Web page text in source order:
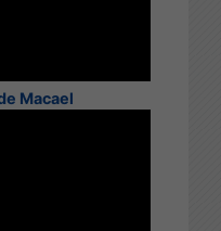
Macael